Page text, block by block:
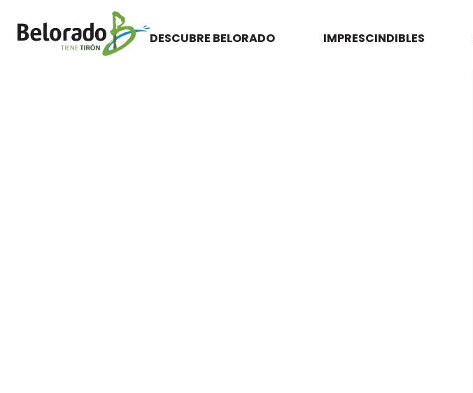
DESCUBRE BELORADO IMPRESCINDIBLES
Concierto coral Santa María La Mayor
Jueves 24 de agosto